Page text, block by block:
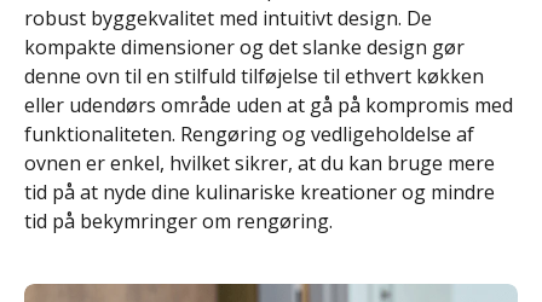
robust byggekvalitet med intuitivt design. De
kompakte dimensioner og det slanke design gør
denne ovn til en stilfuld tilføjelse til ethvert køkken
eller udendørs område uden at gå på kompromis med
funktionaliteten. Rengøring og vedligeholdelse af
ovnen er enkel, hvilket sikrer, at du kan bruge mere
tid på at nyde dine kulinariske kreationer og mindre
tid på bekymringer om rengøring.